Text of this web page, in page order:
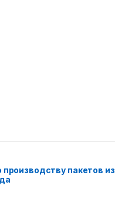
производству пакетов из